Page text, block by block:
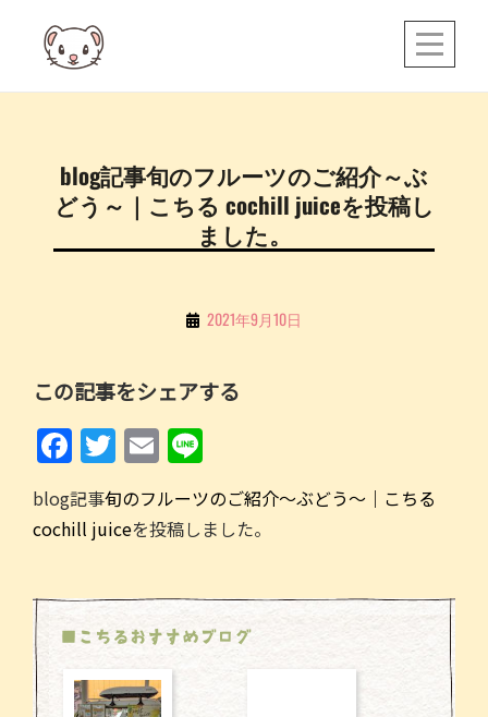
content
blog記事旬のフルーツのご紹介～ぶ
どう～｜こちる cochill juiceを投稿し
ました。
By
る
2021年9月10日
この記事をシェアする
F
a
c
e
b
o
o
k
T
w
itt
er
E
m
ai
l
n
e
blog記事旬のフルーツのご紹介～ぶどう～｜こちる
cochill juiceを投稿しました。
■こちるおすすめブログ
投
稿
ナ
ビ
ョ
ン